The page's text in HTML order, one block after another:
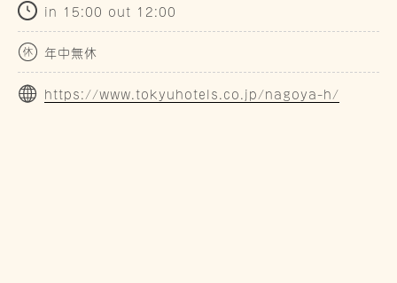
in 15:00 out 12:00
年中無休
https://www.tokyuhotels.co.jp/nagoya-h/